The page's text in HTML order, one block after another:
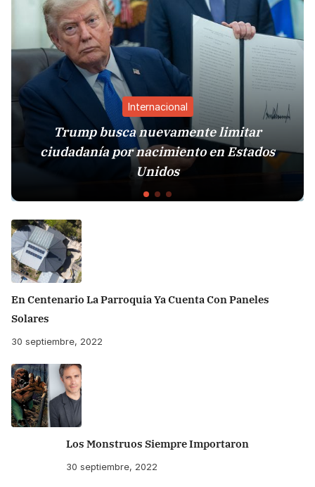
Internacional
Trump busca nuevamente limitar
ciudadanía por nacimiento en Estados
Unidos
En Centenario La Parroquia Ya Cuenta Con Paneles
Solares
30 septiembre, 2022
Los Monstruos Siempre Importaron
30 septiembre, 2022